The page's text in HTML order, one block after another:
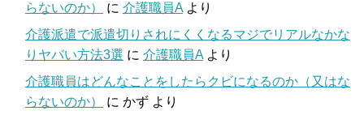
らないのか）
に 介護職員A より
介護派遣で派遣切りされにくくなるマジでリアルなかな
りヤバい方法3選 に 介護職員A より
介護職員はどんなことをしたらクビになるのか（又はな
らないのか）
に かず より